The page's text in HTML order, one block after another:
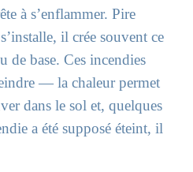
à s’enflammer. Pire
il crée souvent ce
de base. Ces incendies
— la chaleur permet
dans le sol et, quelques
a été supposé éteint, il